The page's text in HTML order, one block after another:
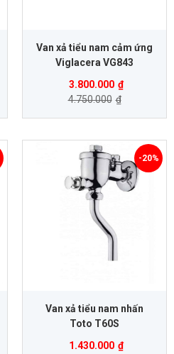
Van xả tiểu nam cảm ứng
Viglacera VG843
3.800.000 ₫
4.750.000 ₫
Van xả tiểu nam nhấn
Toto T60S
1.430.000 ₫
-20%